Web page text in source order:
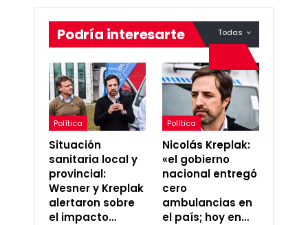
Todas
Podría interesarte
Política
Situación
sanitaria local y
provincial:
Wesner y Kreplak
alertaron sobre
el impacto…
Política
Nicolás Kreplak:
«el gobierno
nacional entregó
cero
ambulancias en
el país; hoy en…